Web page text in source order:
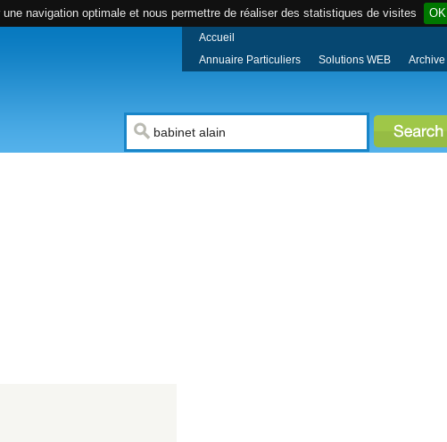
navigation optimale et nous permettre de réaliser des statistiques de visites OK
Accueil
Annuaire Particuliers
Solutions WEB Archive